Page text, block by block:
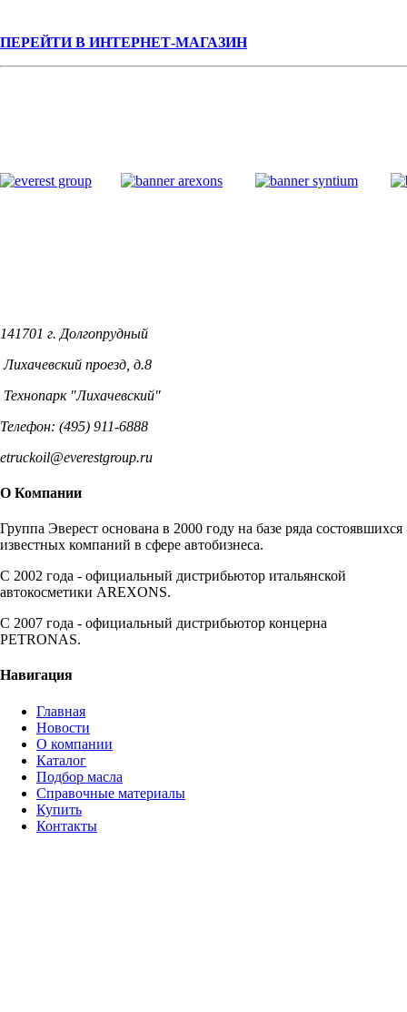
ПЕРЕЙТИ В ИНТЕРНЕТ-МАГАЗИН
141701 г. Долгопрудный
Лихачевский проезд, д.8
Технопарк "Лихачевский"
Телефон: (495) 911-6888
etruckoil@everestgroup.ru
О Компании
Группа Эверест основана в 2000 году на базе ряда состоявшихся
известных компаний в сфере автобизнеса.
C 2002 года - официальный дистрибьютор итальянской
автокосметики AREXONS.
С 2007 года - официальный дистрибьютор концерна
PETRONAS.
Навигация
Главная
Новости
О компании
Каталог
Подбор масла
Справочные материалы
Купить
Контакты